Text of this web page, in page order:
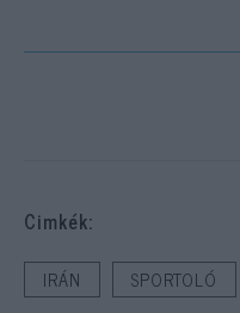
Cimkék:
IRÁN SPORTOLÓ